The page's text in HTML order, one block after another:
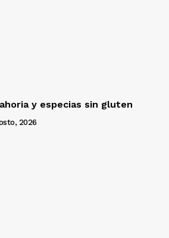
y especias sin gluten
2026